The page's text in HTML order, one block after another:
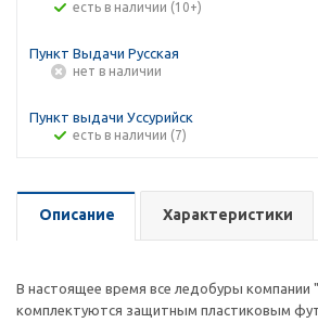
Есть в наличии (10+)
Пункт Выдачи Русская
Нет в наличии
Пункт выдачи Уссурийск
Есть в наличии (7)
Описание Характеристики
В настоящее время все ледобуры
комплектуются защитным пластиковым